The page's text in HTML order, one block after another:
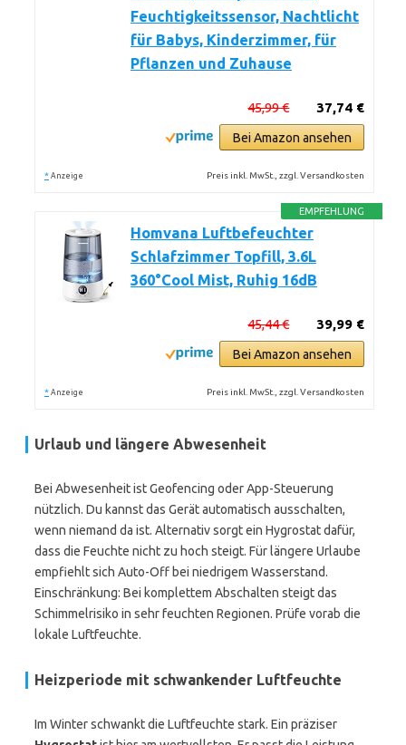
Feuchtigkeitssensor, Nachtlicht
für Babys, Kinderzimmer, für
Pflanzen und Zuhause
37,74 €
45,99 €
Bei Amazon ansehen
* Anzeige Preis inkl. MwSt., zzgl. Versandkosten
EMPFEHLUNG
Homvana Luftbefeuchter
Schlafzimmer Topfill, 3.6L
360°Cool Mist, Ruhig 16dB
39,99 €
45,44 €
Bei Amazon ansehen
* Anzeige Preis inkl. MwSt., zzgl. Versandkosten
Urlaub und längere Abwesenheit
Bei Abwesenheit ist Geofencing oder App-Steuerung
nützlich. Du kannst das Gerät automatisch ausschalten,
wenn niemand da ist. Alternativ sorgt ein Hygrostat dafür,
dass die Feuchte nicht zu hoch steigt. Für längere Urlaube
empfiehlt sich Auto-Off bei niedrigem Wasserstand.
Einschränkung: Bei komplettem Abschalten steigt das
Schimmelrisiko in sehr feuchten Regionen. Prüfe vorab die
lokale Luftfeuchte.
Heizperiode mit schwankender Luftfeuchte
Im Winter schwankt die Luftfeuchte stark. Ein präziser